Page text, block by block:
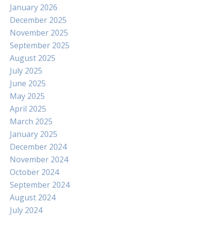
January 2026
December 2025
November 2025
September 2025
August 2025
July 2025
June 2025
May 2025
April 2025
March 2025
January 2025
December 2024
November 2024
October 2024
September 2024
August 2024
July 2024